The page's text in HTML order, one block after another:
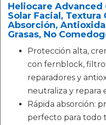
Heliocare Advanced
Solar Facial, Textura
Absorción,
Grasas, No
Protección alta,
con fernblock,
reparadores y
neutraliza y repara
Rápida absorción:
perfecto para todo